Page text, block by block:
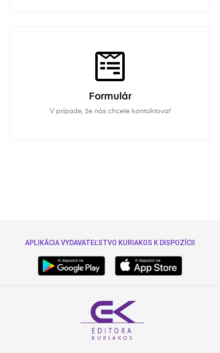
Formulár
V prípade, že nás chcete kontaktovať
APLIKÁCIA VYDAVATEĽSTVO KURIAKOS K DISPOZÍCII